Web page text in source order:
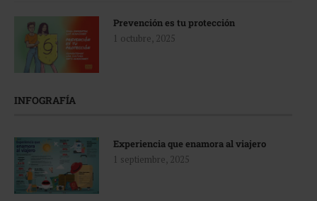
Prevención es tu protección
1 octubre, 2025
INFOGRAFÍA
Experiencia que enamora al viajero
1 septiembre, 2025